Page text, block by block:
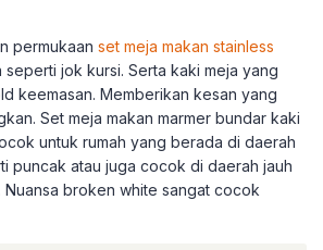
permukaan set meja makan stainless
seperti jok kursi. Serta kaki meja yang
keemasan. Memberikan kesan yang
Set meja makan marmer bundar kaki
untuk rumah yang berada di daerah
puncak atau juga cocok di daerah jauh
broken white sangat cocok